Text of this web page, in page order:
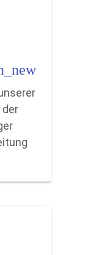
der